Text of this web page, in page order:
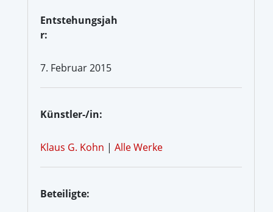
Entstehungsjah
r:
7. Februar 2015
Künstler-/in:
Klaus G. Kohn | Alle Werke
Beteiligte: